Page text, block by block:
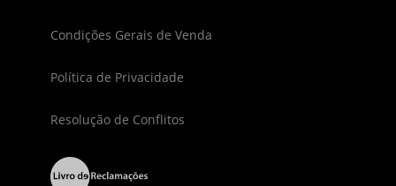
Condições Gerais de Venda
Política de Privacidade
Resolução de Conflitos